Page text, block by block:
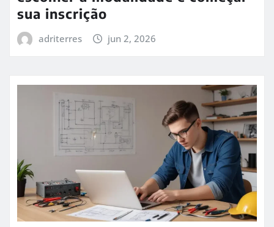
sua inscrição
adriterres jun 2, 2026